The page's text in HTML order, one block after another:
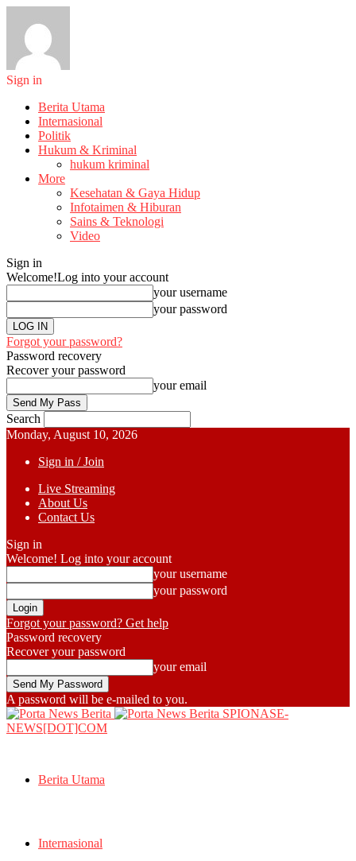
Sign in
Berita Utama
Internasional
Politik
Hukum & Kriminal
hukum kriminal
More
Kesehatan & Gaya Hidup
Infotaimen & Hiburan
Sains & Teknologi
Video
Sign in
Welcome!Log into your account
your username
your password
Forgot your password?
Password recovery
Recover your password
your email
Search
Monday, August 10, 2026
Sign in / Join
Live Streaming
About Us
Contact Us
Sign in
Welcome! Log into your account
your username
your password
Forgot your password? Get help
Password recovery
Recover your password
your email
A password will be e-mailed to you.
SPIONASE-
NEWS[DOT]COM
Berita Utama
Internasional